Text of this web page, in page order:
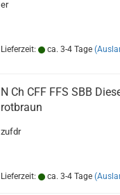
er
Lieferzeit: ca. 3-4 Tage
N Ch CFF FFS SBB
rotbraun
zufdr
Lieferzeit: ca. 3-4 Tage